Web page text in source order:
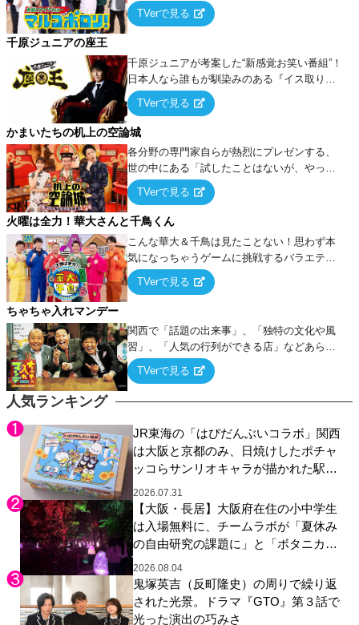
人気ランキング
JR東海の「はぴだんぶいコラボ」関西
は大阪と京都のみ、日焼けしたポチャ
ッコらサンリオキャラが描かれた駅弁
やグッズが登場
2026.07.31
【大阪・長居】大阪府在住の小中学生
は入場無料に、チームラボが「夏休み
の自由研究の課題に」と「ボタニカル
ガーデン 大阪」へ招待
2026.08.04
鬼塚英吉（反町隆史）の周りで繰り返
された光景。ドラマ『GTO』第３話で
光った演出の巧みさ
出でて、新たなオモシロ人間を発掘する！
TVerで見る
千原ジュニアの座王
千原ジュニアが考案した“新感覚お笑い番組”！
日本人なら誰もが馴染みのある『イス取りゲ
ーム』をベースに、大喜利・ギャグ・モノボ
ケ・歌…など様々なお題で芸人がショートネ
タを競い合う！
TVerで見る
かまいたちの机上の空論城
各分野の専門家自らが熱烈にプレゼンする、
世の中にある「試したことはないが、やって
みたらこうなる！…ハズ」という“机上の空
論”に若手芸人らがカラダを張って挑む！
TVerで見る
火曜は全力！華大さんと千鳥くん
こんな華大＆千鳥は見たことない！思わず本
気になっちゃうゲームに挑戦するバラエティ
ー！
TVerで見る
ちゃちゃ入れマンデー
関西で「話題の出来事」、「独特の文化や風
習」、「人気の行列ができる店」などあらゆ
るテーマについて好き放題にちゃちゃを入れ
ていく関西色を前面に押し出したトークバラ
TVerで見る